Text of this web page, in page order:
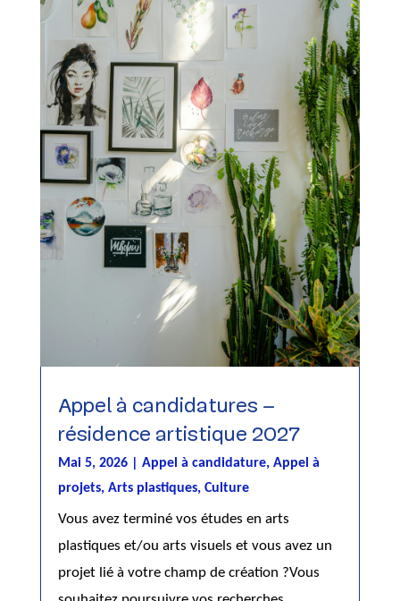
Appel à candidatures –
résidence artistique 2027
Mai 5, 2026| Appel à candidature, Appel à
projets, Arts plastiques, Culture
Vous avez terminé vos études en arts
plastiques et/ou arts visuels et vous avez un
projet lié à votre champ de création ?Vous